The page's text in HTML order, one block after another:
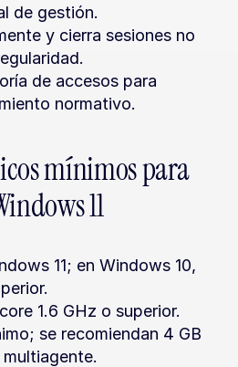
de gestión.
y cierra sesiones no
de accesos para
normativo.
mínimos para
11
11; en Windows 10,
1.6 GHz o superior.
se recomiendan 4 GB